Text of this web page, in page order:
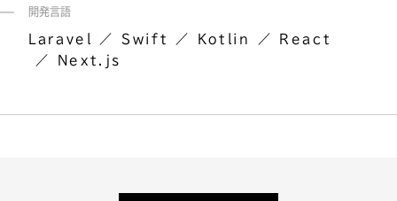
開発言語
Laravel Swift Kotlin
React
Next.js